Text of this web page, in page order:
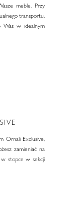
meble. Przy
transportu,
Was w idealnym
Ornali Exclusive,
zamieniać na
w stopce w sekcji